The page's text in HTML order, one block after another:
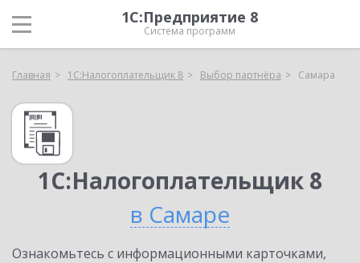
1С:Предприятие 8
Система программ
Главная 1С:Налогоплательщик 8 Выбор партнёра Самара
1С:Налогоплательщик 8
в Самаре
Ознакомьтесь с информационными карточками,